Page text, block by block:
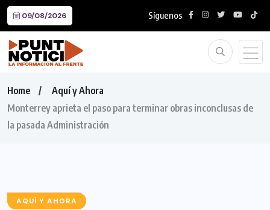
09/08/2026 Síguenos
Home
Aquí y Ahora
Monterrey aprieta el paso para terminar obras inconclusas de
la pasada Administración
AQUÍ Y AHORA